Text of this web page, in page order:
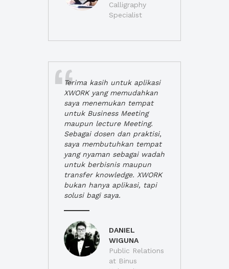
Calligraphy
Specialist
Terima kasih untuk aplikasi
XWORK yang memudahkan
saya menemukan tempat
untuk Business Meeting
maupun lecture Meeting.
Sebagai dosen dan praktisi,
saya membutuhkan tempat
yang nyaman sebagai wadah
untuk berbisnis maupun
transfer knowledge. XWORK
bukan hanya aplikasi, tapi
solusi bagi saya.
DANIEL
WIGUNA
Public Relations
at Binus